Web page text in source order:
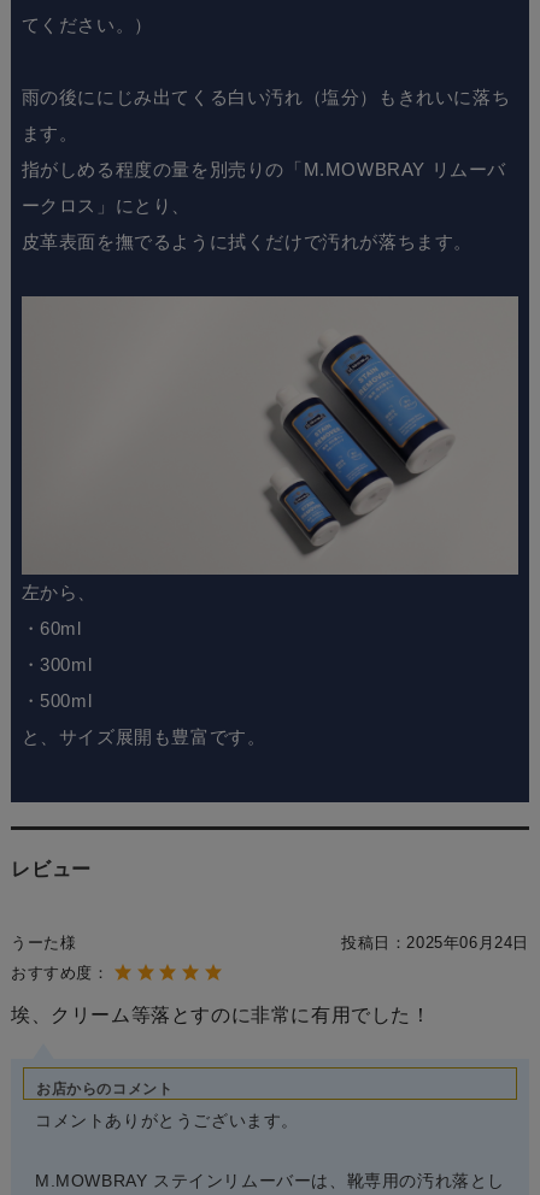
てください。）
雨の後ににじみ出てくる白い汚れ（塩分）もきれいに落ち
ます。
指がしめる程度の量を別売りの「M.MOWBRAY リムーバ
ークロス」にとり、
皮革表面を撫でるように拭くだけで汚れが落ちます。
左から、
・60ml
・300ml
・500ml
と、サイズ展開も豊富です。
レビュー
うーた様 投稿日： 2025年06月24日
おすすめ度：
埃、クリーム等落とすのに非常に有用でした！
お店からのコメント
コメントありがとうございます。
M.MOWBRAY ステインリムーバーは、靴専用の汚れ落とし